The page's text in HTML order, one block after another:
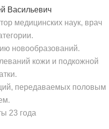
Васильевич
медицинских наук, врач
новообразований.
кожи и подкожной
передаваемых половым
23 года